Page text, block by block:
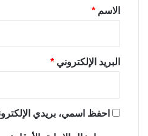
*الاسم *
البريد الإلكتروني *
احفظ اسمي، بريدي